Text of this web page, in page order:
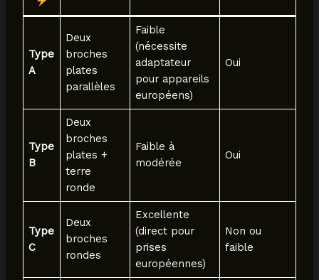
Type
A
Deux
broches
plates
parallèles
Faible
(nécessite
adaptateur
pour appareils
européens)
Oui
Type
B
Deux
broches
plates +
terre
ronde
Faible à
modérée
Oui
Type
C
Deux
broches
rondes
Excellente
(direct pour
prises
européennes)
Non ou
faible